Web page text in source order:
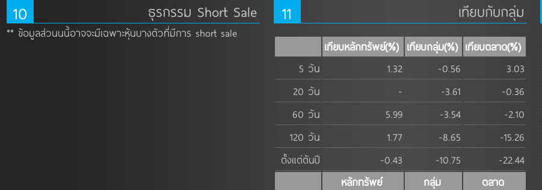
10 ธุรกรรม Short Sale
** ข้อมูลส่วนนนี้อาจจะมีเฉพาะหุ้นบางตัวที่มีการ short sale
11 เทียบกับกลุ่ม
เทียบหลักทรัพย์(%) เทียบกลุ่ม(%) เทียบตลาด(%)
5 วัน
1.32 -0.56
3.03
20 วัน
- -3.61
-0.36
60 วัน
5.99 -3.54
-2.10
120 วัน
1.77 -8.65
-15.26
ตั้งแต่ต้นปี
-0.43 -10.75
-22.44
หลักทรัพย์
กลุ่ม
ตลาด